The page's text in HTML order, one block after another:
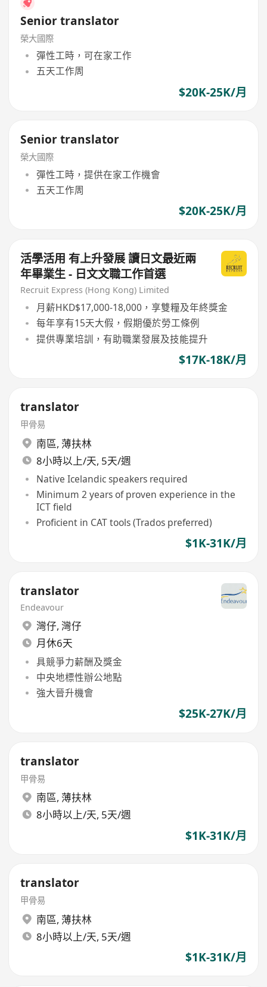
Senior translator
榮大國際
彈性工時，可在家工作
五天工作周
$20K-25K/月
Senior translator
榮大國際
彈性工時，提供在家工作機會
五天工作周
$20K-25K/月
活學活用 有上升發展 讀日文最近兩
年畢業生 - 日文文職工作首選
Recruit Express (Hong Kong) Limited
月薪HKD$17,000-18,000，享雙糧及年終獎金
每年享有15天大假，假期優於勞工條例
提供專業培訓，有助職業發展及技能提升
$17K-18K/月
translator
甲骨易
南區, 薄扶林
8小時以上/天, 5天/週
Native Icelandic speakers required
Minimum 2 years of proven experience in the
ICT field
Proficient in CAT tools (Trados preferred)
$1K-31K/月
translator
Endeavour
灣仔, 灣仔
月休6天
具競爭力薪酬及獎金
中央地標性辦公地點
強大晉升機會
$25K-27K/月
translator
甲骨易
南區, 薄扶林
8小時以上/天, 5天/週
$1K-31K/月
translator
甲骨易
南區, 薄扶林
8小時以上/天, 5天/週
$1K-31K/月